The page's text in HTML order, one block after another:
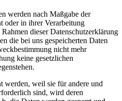
werden nach Maßgabe der
oder in ihrer Verarbeitung
dieser Datenschutzerklärung
die bei uns gespeicherten Daten
nicht mehr
keine gesetzlichen
werden, weil sie für andere und
sind, wird deren